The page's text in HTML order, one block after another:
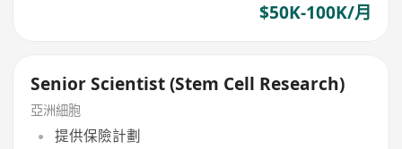
$50K-100K/月
Senior Scientist (Stem Cell Research)
亞洲細胞
提供保險計劃